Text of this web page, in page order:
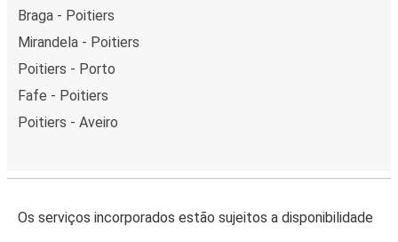
Braga - Poitiers
Mirandela - Poitiers
Poitiers - Porto
Fafe - Poitiers
Poitiers - Aveiro
Os serviços incorporados estão sujeitos a disponibilidade